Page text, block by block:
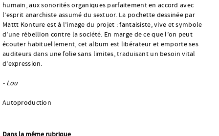
humain, aux sonorités organiques parfaitement en accord avec
l’esprit anarchiste assumé du sextuor. La pochette dessinée par
Mattt Konture est à l’image du projet : fantaisiste, vive et symbole
d’une rébellion contre la société. En marge de ce que l’on peut
écouter habituellement, cet album est libérateur et emporte ses
auditeurs dans une folie sans limites, traduisant un besoin vital
d’expression.
- Lou
Autoproduction